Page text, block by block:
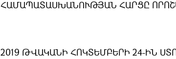
ՀԱՄԱՊԱՏԱՍԽԱՆՈՒԹՅԱՆ ՀԱՐՑԸ
2019 ԹՎԱԿԱՆԻ ՀՈԿՏԵՄԲԵՐԻ 24-ԻՆ